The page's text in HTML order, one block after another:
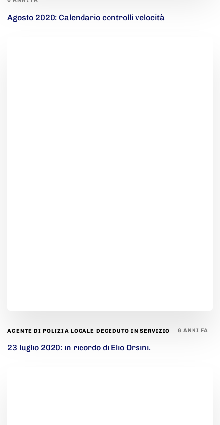
Agosto 2020: Calendario controlli velocità
AGENTE DI POLIZIA LOCALE DECEDUTO IN SERVIZIO 6 ANNI FA
23 luglio 2020: in ricordo di Elio Orsini.